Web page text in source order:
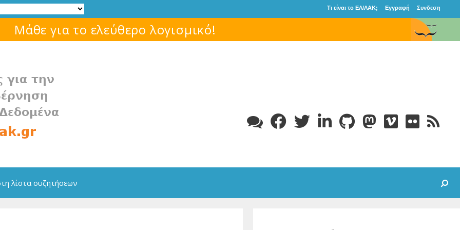
Τι είναι το ΕΛ/ΛΑΚ; Εγγραφή Συνδεση
Μάθε για το ελεύθερο λογισμικό!
λίστα συζητήσεων Search